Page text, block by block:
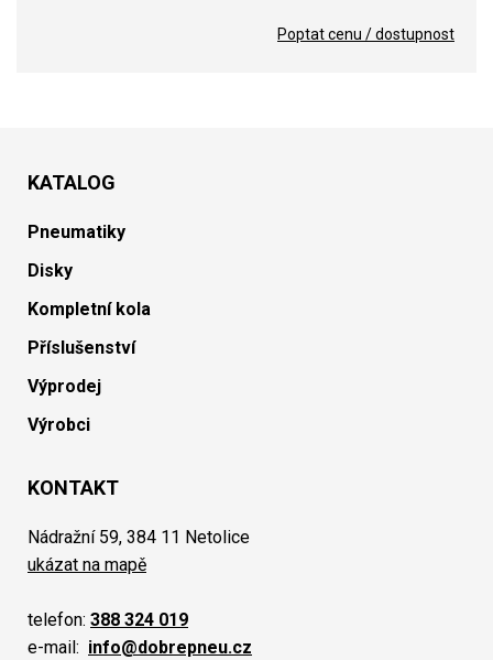
Poptat cenu / dostupnost
KATALOG
Pneumatiky
Disky
Kompletní kola
Příslušenství
Výprodej
Výrobci
KONTAKT
Nádražní 59, 384 11 Netolice
ukázat na mapě
telefon: 388 324 019
e-mail: info@dobrepneu.cz